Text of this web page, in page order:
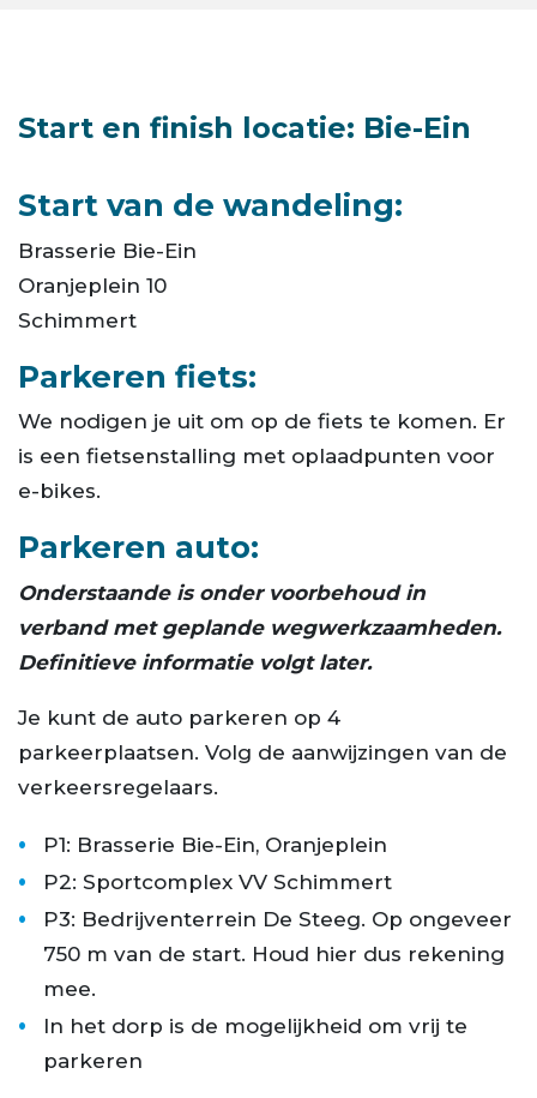
Start en finish locatie: Bie-Ein
Start van de wandeling:
Brasserie Bie-Ein
Oranjeplein 10
Schimmert
Parkeren fiets:
We nodigen je uit om op de fiets te komen. Er
is een fietsenstalling met oplaadpunten voor
e-bikes.
Parkeren auto:
Onderstaande is onder voorbehoud in
verband met geplande wegwerkzaamheden.
Definitieve informatie volgt later.
Je kunt de auto parkeren op 4
parkeerplaatsen. Volg de aanwijzingen van de
verkeersregelaars.
P1: Brasserie Bie-Ein, Oranjeplein
P2: Sportcomplex VV Schimmert
P3: Bedrijventerrein De Steeg. Op ongeveer
750 m van de start. Houd hier dus rekening
mee.
In het dorp is de mogelijkheid om vrij te
parkeren